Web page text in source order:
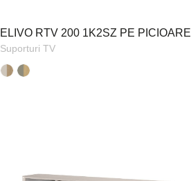
ELIVO RTV 200 1K2SZ PE PICIOARE
Suporturi TV